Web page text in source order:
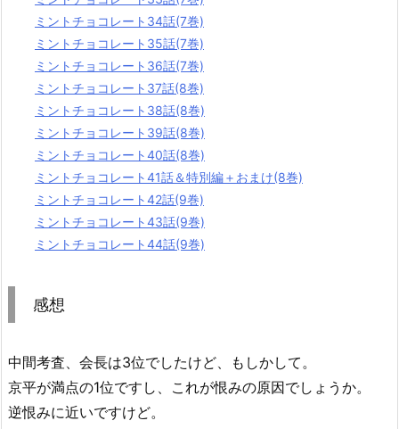
ミントチョコレート34話(7巻)
ミントチョコレート35話(7巻)
ミントチョコレート36話(7巻)
ミントチョコレート37話(8巻)
ミントチョコレート38話(8巻)
ミントチョコレート39話(8巻)
ミントチョコレート40話(8巻)
ミントチョコレート41話＆特別編＋おまけ(8巻)
ミントチョコレート42話(9巻)
ミントチョコレート43話(9巻)
ミントチョコレート44話(9巻)
感想
中間考査、会長は3位でしたけど、もしかして。
京平が満点の1位ですし、これが恨みの原因でしょうか。
逆恨みに近いですけど。